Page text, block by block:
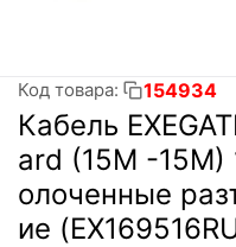
Код товара: 154934
Кабель
ard (15M -15M)
олоченные
ие